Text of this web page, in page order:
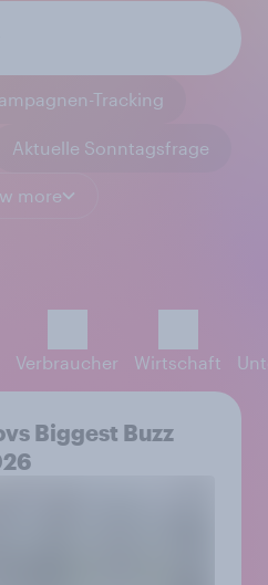
Tracking
Aktuelle Sonntagsfrage
more
Verbraucher Wirtschaft
Biggest Buzz